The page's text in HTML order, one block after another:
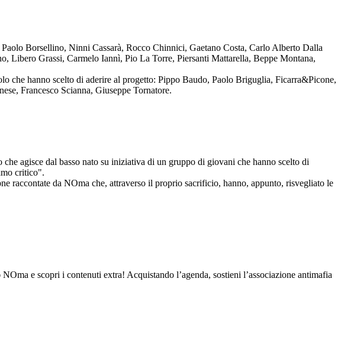
Borsellino, Ninni Cassarà, Rocco Chinnici, Gaetano Costa, Carlo Alberto Dalla
Libero Grassi, Carmelo Iannì, Pio La Torre, Piersanti Mattarella, Beppe Montana,
che hanno scelto di aderire al progetto: Pippo Baudo, Paolo Briguglia, Ficarra&Picone,
Francesco Scianna, Giuseppe Tornatore.
agisce dal basso nato su iniziativa di un gruppo di giovani che hanno scelto di
critico".
raccontate da NOma che, attraverso il proprio sacrificio, hanno, appunto, risvegliato le
e scopri i contenuti extra! Acquistando l’agenda, sostieni l’associazione antimafia